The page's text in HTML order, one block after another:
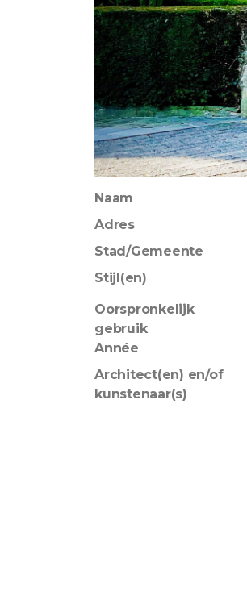
Naam
Adres
Stad/Gemeente
Stijl(en)
Oorspronkelijk
gebruik
Année
Architect(en) en/of
kunstenaar(s)